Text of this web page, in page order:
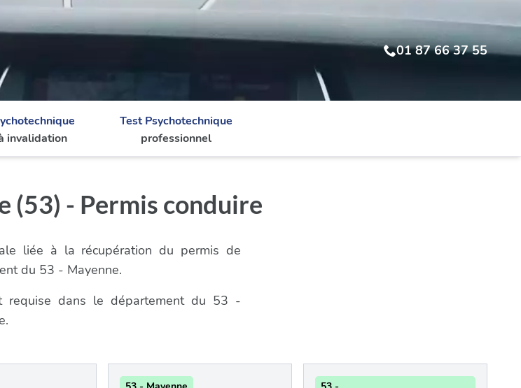
01 87 66 37 55
invalidation
Test Psychotechnique
professionnel
(53) - Permis conduire
liée à la récupération du permis de
du 53 - Mayenne.
requise dans le département du 53 -